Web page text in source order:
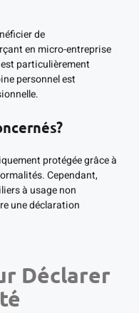
de
en micro-entreprise
particulièrement
personnel est
protégée grâce à
Cependant,
à usage non
une déclaration
Déclarer